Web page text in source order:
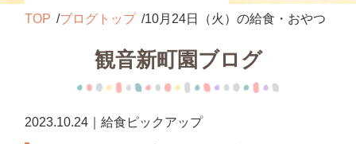
TOP ブログトップ 10月24日（火）の給食・おやつ
観音新町園ブログ
2023.10.24｜給食ピックアップ